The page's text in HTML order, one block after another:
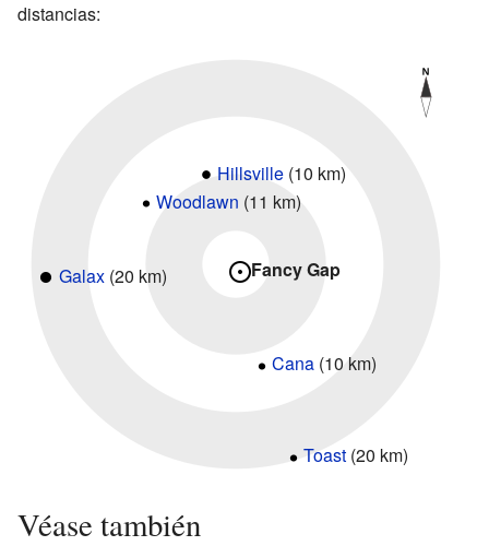
distancias:
Fancy Gap
Toast (20 km)
Cana(10 km)
Galax (20 km)
Hillsville(10 km)
Woodlawn (11 km)
Véase también